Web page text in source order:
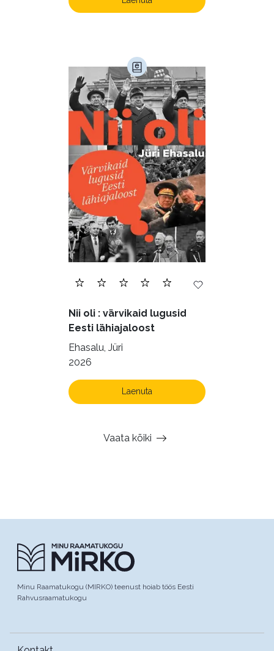
Nii oli : värvikaid lugusid
Eesti lähiajaloost
Ehasalu, Jüri
2026
Laenuta
Vaata kõiki
Minu Raamatukogu (MIRKO) teenust hoiab töös Eesti
Rahvusraamatukogu